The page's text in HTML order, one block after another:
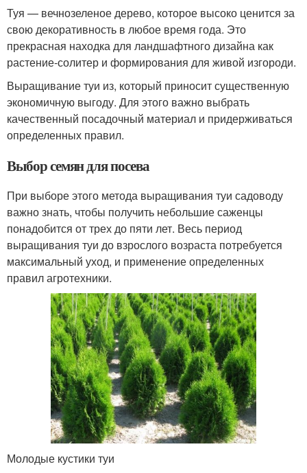
Туя — вечнозеленое дерево, которое высоко ценится за
свою декоративность в любое время года. Это
прекрасная находка для ландшафтного дизайна как
растение-солитер и формирования для живой изгороди.
Выращивание туи из, который приносит существенную
экономичную выгоду. Для этого важно выбрать
качественный посадочный материал и придерживаться
определенных правил.
Выбор семян для посева
При выборе этого метода выращивания туи садоводу
важно знать, чтобы получить небольшие саженцы
понадобится от трех до пяти лет. Весь период
выращивания туи до взрослого возраста потребуется
максимальный уход, и применение определенных
правил агротехники.
Молодые кустики туи